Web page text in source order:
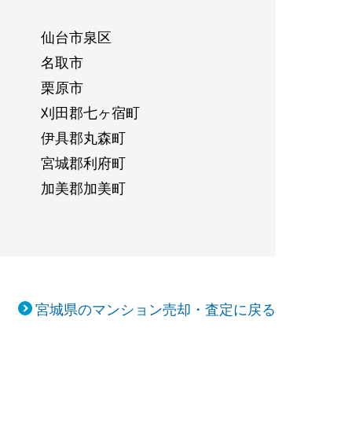
仙台市泉区
名取市
栗原市
刈田郡七ヶ宿町
伊具郡丸森町
宮城郡利府町
加美郡加美町
宮城県のマンション売却・査定に戻る